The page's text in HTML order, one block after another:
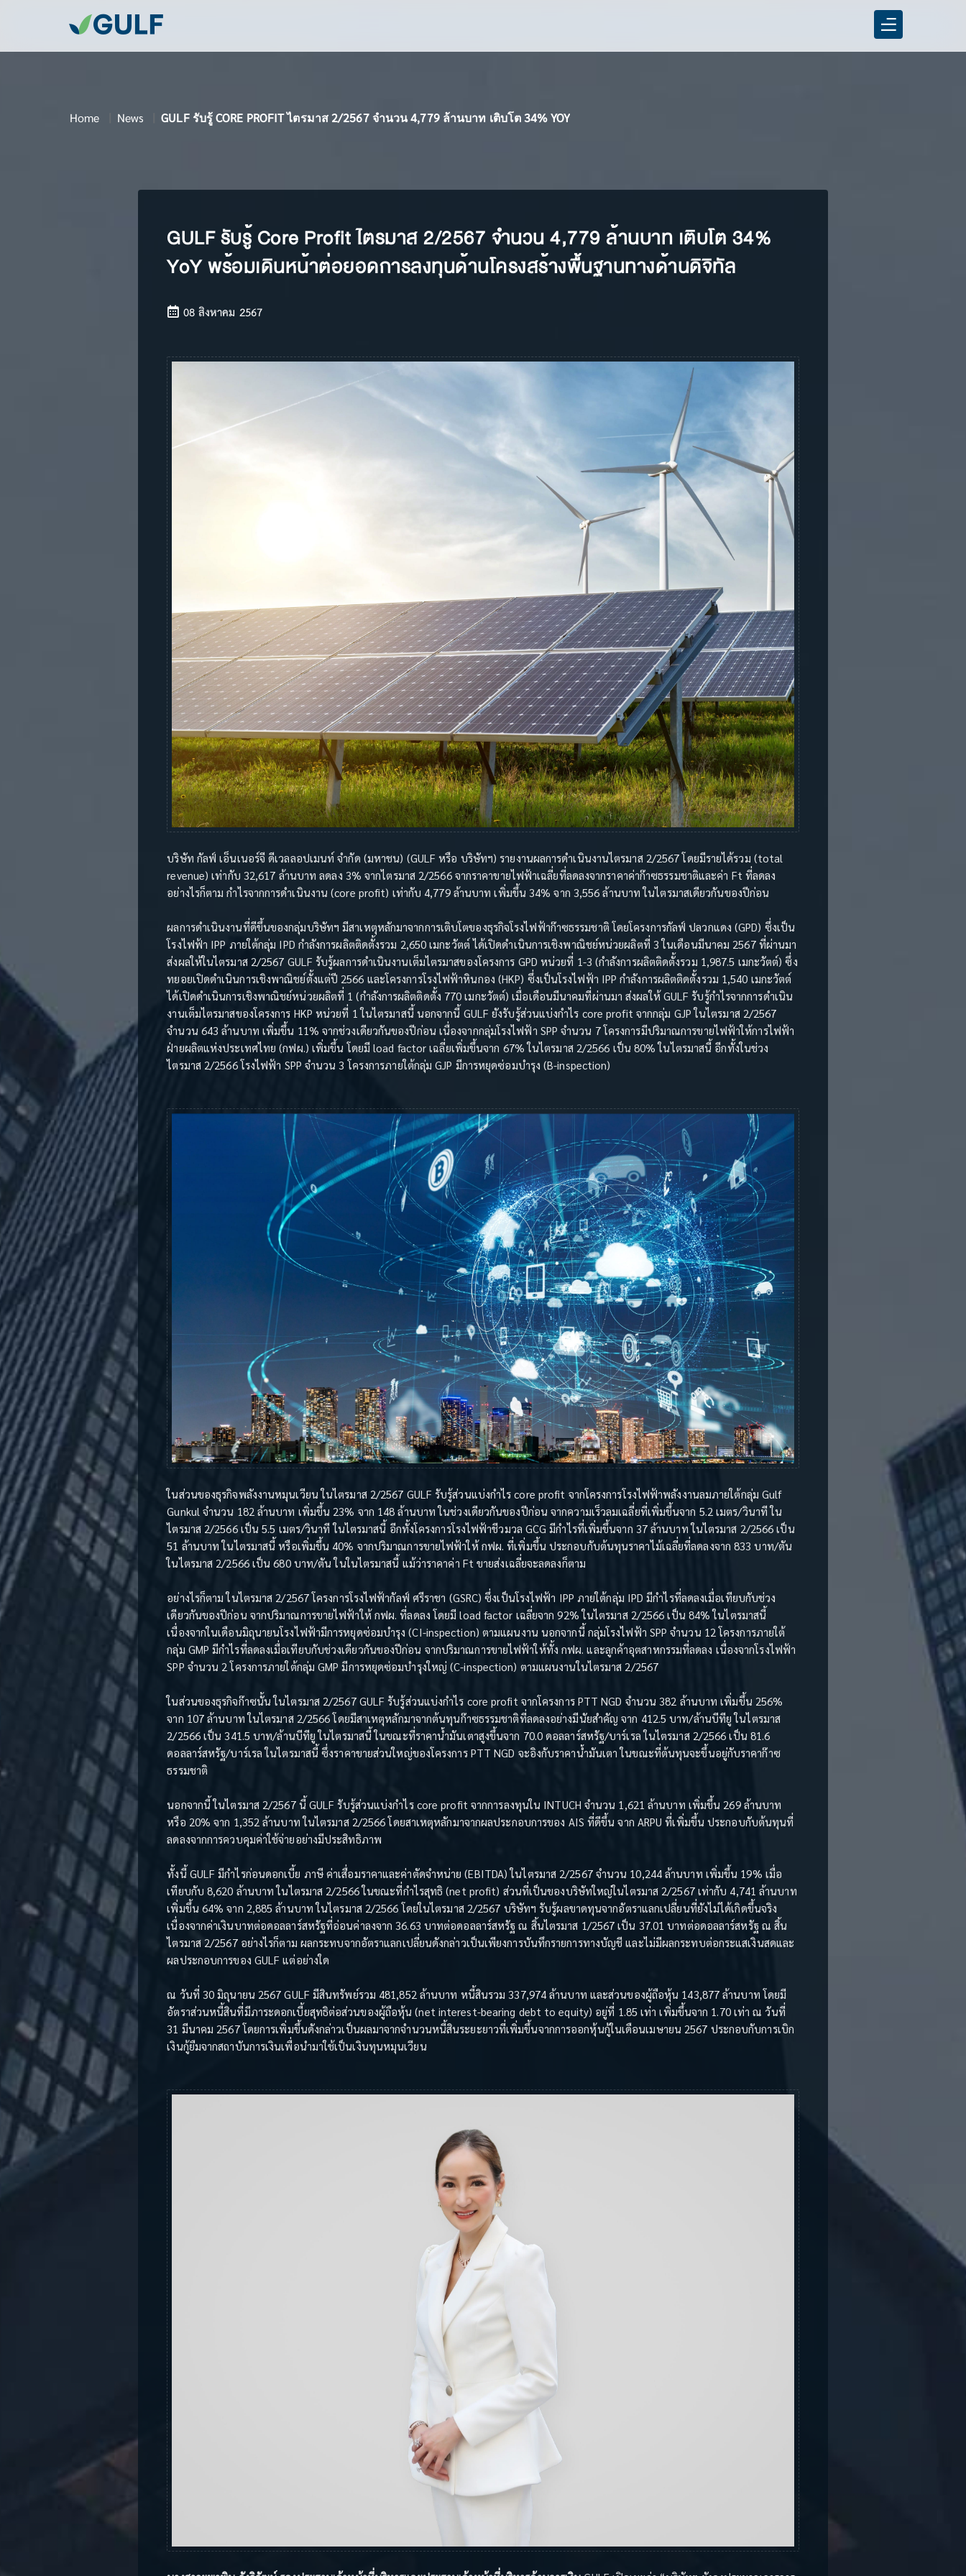
Home News GULF รับรู้ CORE PROFIT ไตรมาส 2/2567 จำนวน 4,779 ล้านบาท เติบโต 34% YOY
GULF รับรู้ Core Profit ไตรมาส 2/2567 จำนวน 4,779 ล้านบาท เติบโต 34%
YoY พร้อมเดินหน้าต่อยอดการลงทุนด้านโครงสร้างพื้นฐานทางด้านดิจิทัล
08 สิงหาคม 2567
บริษัท กัลฟ์ เอ็นเนอร์จี ดีเวลลอปเมนท์ จำกัด (มหาชน) (GULF หรือ บริษัทฯ) รายงานผลการดำเนินงานไตรมาส 2/2567 โดยมีรายได้รวม (total
revenue) เท่ากับ 32,617 ล้านบาท ลดลง 3% จากไตรมาส 2/2566 จากราคาขายไฟฟ้าเฉลี่ยที่ลดลงจากราคาค่าก๊าซธรรมชาติและค่า Ft ที่ลดลง
อย่างไรก็ตาม กำไรจากการดำเนินงาน (core profit) เท่ากับ 4,779 ล้านบาท เพิ่มขึ้น 34% จาก 3,556 ล้านบาท ในไตรมาสเดียวกันของปีก่อน
ผลการดำเนินงานที่ดีขึ้นของกลุ่มบริษัทฯ มีสาเหตุหลักมาจากการเติบโตของธุรกิจโรงไฟฟ้าก๊าซธรรมชาติ โดยโครงการกัลฟ์ ปลวกแดง (GPD) ซึ่งเป็น
โรงไฟฟ้า IPP ภายใต้กลุ่ม IPD กำลังการผลิตติดตั้งรวม 2,650 เมกะวัตต์ ได้เปิดดำเนินการเชิงพาณิชย์หน่วยผลิตที่ 3 ในเดือนมีนาคม 2567 ที่ผ่านมา
ส่งผลให้ในไตรมาส 2/2567 GULF รับรู้ผลการดำเนินงานเต็มไตรมาสของโครงการ GPD หน่วยที่ 1-3 (กำลังการผลิตติดตั้งรวม 1,987.5 เมกะวัตต์) ซึ่ง
ทยอยเปิดดำเนินการเชิงพาณิชย์ตั้งแต่ปี 2566 และโครงการโรงไฟฟ้าหินกอง (HKP) ซึ่งเป็นโรงไฟฟ้า IPP กำลังการผลิตติดตั้งรวม 1,540 เมกะวัตต์
ได้เปิดดำเนินการเชิงพาณิชย์หน่วยผลิตที่ 1 (กำลังการผลิตติดตั้ง 770 เมกะวัตต์) เมื่อเดือนมีนาคมที่ผ่านมา ส่งผลให้ GULF รับรู้กำไรจากการดำเนิน
งานเต็มไตรมาสของโครงการ HKP หน่วยที่ 1 ในไตรมาสนี้ นอกจากนี้ GULF ยังรับรู้ส่วนแบ่งกำไร core profit จากกลุ่ม GJP ในไตรมาส 2/2567
จำนวน 643 ล้านบาท เพิ่มขึ้น 11% จากช่วงเดียวกันของปีก่อน เนื่องจากกลุ่มโรงไฟฟ้า SPP จำนวน 7 โครงการมีปริมาณการขายไฟฟ้าให้การไฟฟ้า
ฝ่ายผลิตแห่งประเทศไทย (กฟผ.) เพิ่มขึ้น โดยมี load factor เฉลี่ยเพิ่มขึ้นจาก 67% ในไตรมาส 2/2566 เป็น 80% ในไตรมาสนี้ อีกทั้งในช่วง
ไตรมาส 2/2566 โรงไฟฟ้า SPP จำนวน 3 โครงการภายใต้กลุ่ม GJP มีการหยุดซ่อมบำรุง (B-inspection)
ในส่วนของธุรกิจพลังงานหมุนเวียน ในไตรมาส 2/2567 GULF รับรู้ส่วนแบ่งกำไร core profit จากโครงการโรงไฟฟ้าพลังงานลมภายใต้กลุ่ม Gulf
Gunkul จำนวน 182 ล้านบาท เพิ่มขึ้น 23% จาก 148 ล้านบาท ในช่วงเดียวกันของปีก่อน จากความเร็วลมเฉลี่ยที่เพิ่มขึ้นจาก 5.2 เมตร/วินาที ใน
ไตรมาส 2/2566 เป็น 5.5 เมตร/วินาที ในไตรมาสนี้ อีกทั้งโครงการโรงไฟฟ้าชีวมวล GCG มีกำไรที่เพิ่มขึ้นจาก 37 ล้านบาท ในไตรมาส 2/2566 เป็น
51 ล้านบาท ในไตรมาสนี้ หรือเพิ่มขึ้น 40% จากปริมาณการขายไฟฟ้าให้ กฟผ. ที่เพิ่มขึ้น ประกอบกับต้นทุนราคาไม้เฉลี่ยที่ลดลงจาก 833 บาท/ตัน
ในไตรมาส 2/2566 เป็น 680 บาท/ตัน ในในไตรมาสนี้ แม้ว่าราคาค่า Ft ขายส่งเฉลี่ยจะลดลงก็ตาม
อย่างไรก็ตาม ในไตรมาส 2/2567 โครงการโรงไฟฟ้ากัลฟ์ ศรีราชา (GSRC) ซึ่งเป็นโรงไฟฟ้า IPP ภายใต้กลุ่ม IPD มีกำไรที่ลดลงเมื่อเทียบกับช่วง
เดียวกันของปีก่อน จากปริมาณการขายไฟฟ้าให้ กฟผ. ที่ลดลง โดยมี load factor เฉลี่ยจาก 92% ในไตรมาส 2/2566 เป็น 84% ในไตรมาสนี้
เนื่องจากในเดือนมิถุนายนโรงไฟฟ้ามีการหยุดซ่อมบำรุง (CI-inspection) ตามแผนงาน นอกจากนี้ กลุ่มโรงไฟฟ้า SPP จำนวน 12 โครงการภายใต้
กลุ่ม GMP มีกำไรที่ลดลงเมื่อเทียบกับช่วงเดียวกันของปีก่อน จากปริมาณการขายไฟฟ้าให้ทั้ง กฟผ. และลูกค้าอุตสาหกรรมที่ลดลง เนื่องจากโรงไฟฟ้า
SPP จำนวน 2 โครงการภายใต้กลุ่ม GMP มีการหยุดซ่อมบำรุงใหญ่ (C-inspection) ตามแผนงานในไตรมาส 2/2567
ในส่วนของธุรกิจก๊าซนั้น ในไตรมาส 2/2567 GULF รับรู้ส่วนแบ่งกำไร core profit จากโครงการ PTT NGD จำนวน 382 ล้านบาท เพิ่มขึ้น 256%
จาก 107 ล้านบาท ในไตรมาส 2/2566 โดยมีสาเหตุหลักมาจากต้นทุนก๊าซธรรมชาติที่ลดลงอย่างมีนัยสำคัญ จาก 412.5 บาท/ล้านบีทียู ในไตรมาส
2/2566 เป็น 341.5 บาท/ล้านบีทียู ในไตรมาสนี้ ในขณะที่ราคาน้ำมันเตาสูงขึ้นจาก 70.0 ดอลลาร์สหรัฐ/บาร์เรล ในไตรมาส 2/2566 เป็น 81.6
ดอลลาร์สหรัฐ/บาร์เรล ในไตรมาสนี้ ซึ่งราคาขายส่วนใหญ่ของโครงการ PTT NGD จะอิงกับราคาน้ำมันเตา ในขณะที่ต้นทุนจะขึ้นอยู่กับราคาก๊าซ
ธรรมชาติ
นอกจากนี้ ในไตรมาส 2/2567 นี้ GULF รับรู้ส่วนแบ่งกำไร core profit จากการลงทุนใน INTUCH จำนวน 1,621 ล้านบาท เพิ่มขึ้น 269 ล้านบาท
หรือ 20% จาก 1,352 ล้านบาท ในไตรมาส 2/2566 โดยสาเหตุหลักมาจากผลประกอบการของ AIS ที่ดีขึ้น จาก ARPU ที่เพิ่มขึ้น ประกอบกับต้นทุนที่
ลดลงจากการควบคุมค่าใช้จ่ายอย่างมีประสิทธิภาพ
ทั้งนี้ GULF มีกำไรก่อนดอกเบี้ย ภาษี ค่าเสื่อมราคาและค่าตัดจำหน่าย (EBITDA) ในไตรมาส 2/2567 จำนวน 10,244 ล้านบาท เพิ่มขึ้น 19% เมื่อ
เทียบกับ 8,620 ล้านบาท ในไตรมาส 2/2566 ในขณะที่กำไรสุทธิ (net profit) ส่วนที่เป็นของบริษัทใหญ่ในไตรมาส 2/2567 เท่ากับ 4,741 ล้านบาท
เพิ่มขึ้น 64% จาก 2,885 ล้านบาท ในไตรมาส 2/2566 โดยในไตรมาส 2/2567 บริษัทฯ รับรู้ผลขาดทุนจากอัตราแลกเปลี่ยนที่ยังไม่ได้เกิดขึ้นจริง
เนื่องจากค่าเงินบาทต่อดอลลาร์สหรัฐที่อ่อนค่าลงจาก 36.63 บาทต่อดอลลาร์สหรัฐ ณ สิ้นไตรมาส 1/2567 เป็น 37.01 บาทต่อดอลลาร์สหรัฐ ณ สิ้น
ไตรมาส 2/2567 อย่างไรก็ตาม ผลกระทบจากอัตราแลกเปลี่ยนดังกล่าวเป็นเพียงการบันทึกรายการทางบัญชี และไม่มีผลกระทบต่อกระแสเงินสดและ
ผลประกอบการของ GULF แต่อย่างใด
ณ วันที่ 30 มิถุนายน 2567 GULF มีสินทรัพย์รวม 481,852 ล้านบาท หนี้สินรวม 337,974 ล้านบาท และส่วนของผู้ถือหุ้น 143,877 ล้านบาท โดยมี
อัตราส่วนหนี้สินที่มีภาระดอกเบี้ยสุทธิต่อส่วนของผู้ถือหุ้น (net interest-bearing debt to equity) อยู่ที่ 1.85 เท่า เพิ่มขึ้นจาก 1.70 เท่า ณ วันที่
31 มีนาคม 2567 โดยการเพิ่มขึ้นดังกล่าวเป็นผลมาจากจำนวนหนี้สินระยะยาวที่เพิ่มขึ้นจากการออกหุ้นกู้ในเดือนเมษายน 2567 ประกอบกับการเบิก
เงินกู้ยืมจากสถาบันการเงินเพื่อนำมาใช้เป็นเงินทุนหมุนเวียน